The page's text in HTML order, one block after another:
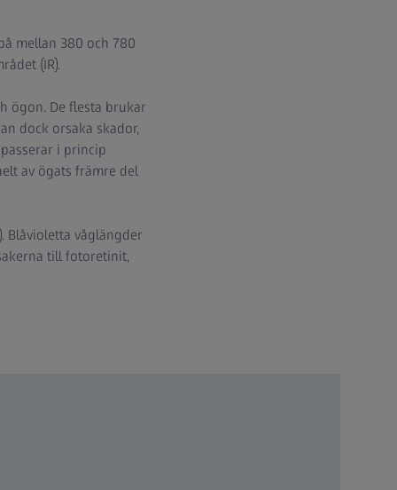
mellan 380 och 780
(IR).
ögon. De flesta brukar
dock orsaka skador,
i princip
av ögats främre del
Blåvioletta våglängder
till fotoretinit,